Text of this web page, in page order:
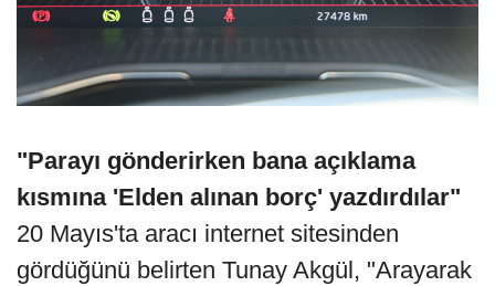
"Parayı gönderirken bana açıklama
kısmına 'Elden alınan borç' yazdırdılar"
20 Mayıs'ta aracı internet sitesinden
gördüğünü belirten Tunay Akgül, "Arayarak